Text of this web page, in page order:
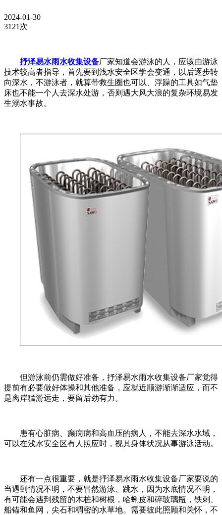
2024-01-30
3121次
抒泽易水雨水收集设备厂家知道会游泳的人，应该由游泳
技术较高者指导，首先要到浅水安全区学会变通，以后逐步转
向深水，不游泳者，就算带救生圈也可以、浮躁的工具如气垫
床也不能一个人去深水处游，否则遇大风大浪的复杂环境易发
生溺水事故。
但游泳前仍需做好准备，抒泽易水雨水收集设备厂家觉得
提前有必要做好体操和其他准备，应就近顺游渐渐适应，而不
是离岸猛游远走，要留后劲有力。
患有心脏病、癫痫病和高血压的病人，不能去深水水域，
可以在浅水安全区有人照应时，视其身体状况从事游泳活动。
还有一点很重要，就是抒泽易水雨水收集设备厂家要说的
当遇到情况不明，不要冒然游泳、跳水，因为水底情况不明，
有可能会遇到残留的木桩和树根，哈蜊皮和碎玻璃瓶，铁刺、
船锚和鱼网，尖石和稠密的水草地。需要彼此照顾和关怀，不